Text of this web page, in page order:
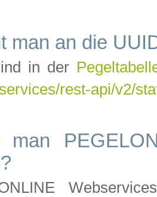
man an die
in der
rest-api/v2/